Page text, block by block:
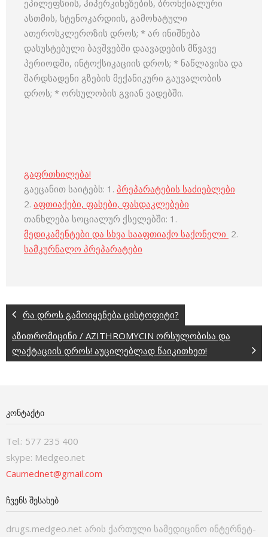
ეპილეფსიის, ჰიპერკინეზების, ბრონქიალური
ასთმის, სტენოკარდიის, გამოხატული
ათეროსკლეროზის დროს; * არ ინიშნება
დასუსტებული ბავშვებში დაავადების მწვავე
პერიოდში, ინტოქსიკაციის დროს; * ნაწლავისა და
შარდსადენი გზების მექანიკური გაუვალობის
დროს; * ორსულობის გვიან ვადებში.
გაფრთხილება!
გაეცანით საიტებს: 1. პრეპარატების საძიებლები
2. აფთიაქები, ფასები, ფასდაკლებები
თანხლება სოციალურ ქსელებში: 1.
მედიკამენტები და სხვა სააფთიაქო საქონელი 2.
სამკურნალო პრეპარატები
რა დროს გამოიყენება ცისტოფიტი?
აზითრომიცინი / AZITHROMYCIN ორსულობისა და
ლაქტაციის დროს! აუცილებლად წაიკითხეთ!
ᲙᲝᲜᲢᲐᲥᲢᲘ
Tel.: 577 235 400
skype: Medgeo.net
Caumednet@gmail.com
ᲩᲕᲔᲜᲡ ᲨᲔᲡᲐᲮᲔᲑ
drugs.medgeo.net არის ქართული სამედიცინო ინტერნეტ-